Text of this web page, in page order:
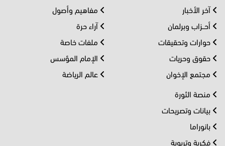
آخر الأخبار
أحــزاب وبرلمان
حوارات وتحقيقات
حقوق وحريات
مجتمع الإخوان
مفاهيم وأصول
آراء حرة
ملفات خاصة
الإمام المؤسس
عالم الرياضة
منصة الثورة
بيانات وتصريحات
بانوراما
فكرية وتربوية